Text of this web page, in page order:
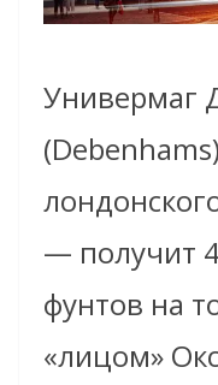
Универмаг
— получит
фунтов на
«лицом»